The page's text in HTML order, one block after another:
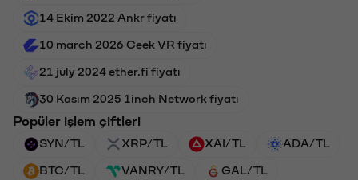
14 Ekim 2022 Ankr fiyatı
10 march 2026 Ceek VR fiyatı
21 july 2024 ether.fi fiyatı
30 Kasım 2025 1inch Network fiyatı
Popüler işlem çiftleri
SYN/TL XRP/TL XAI/TL ADA/TL
BTC/TL VANRY/TL GAL/TL